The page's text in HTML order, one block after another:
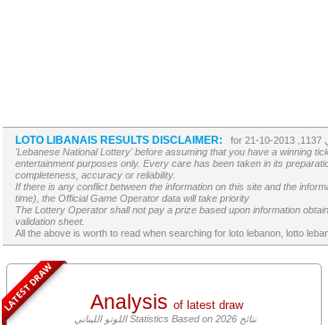
LOTO LIBANAIS RESULTS DISCLAIMER:
'Lebanese National Lottery' before assuming that you have a winning
entertainment purposes only. Every care has been taken in its
completeness, accuracy or reliability.
If there is any conflict between the information on this site and the
time), the Official Game Operator data will take priority
The Lottery Operator shall not pay a prize based upon information
validation sheet.
LATEST DRAW Analysis of latest draw
اللوتو اللبناني Statistics Based on 2026 نتائج